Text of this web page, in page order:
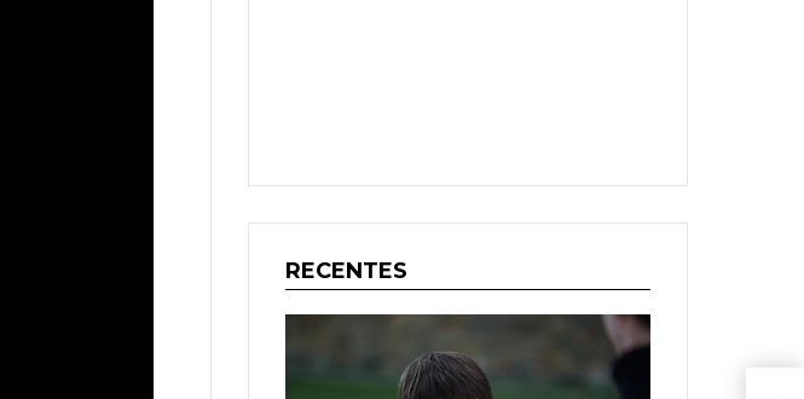
RECENTES